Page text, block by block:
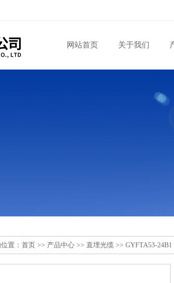
网站首页 关于我们
置： 首页 >> 产品中心 >> 直埋光缆 >> GYFTA53-24B1